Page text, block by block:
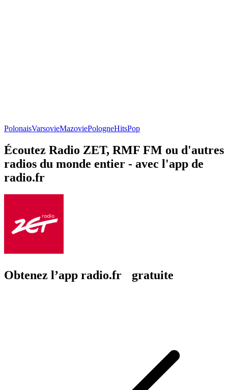
PolonaisVarsovieMazoviePologneHitsPop
Écoutez Radio ZET, RMF FM ou d'autres
radios du monde entier - avec l'app de
radio.fr
Obtenez l’app radio.fr gratuite